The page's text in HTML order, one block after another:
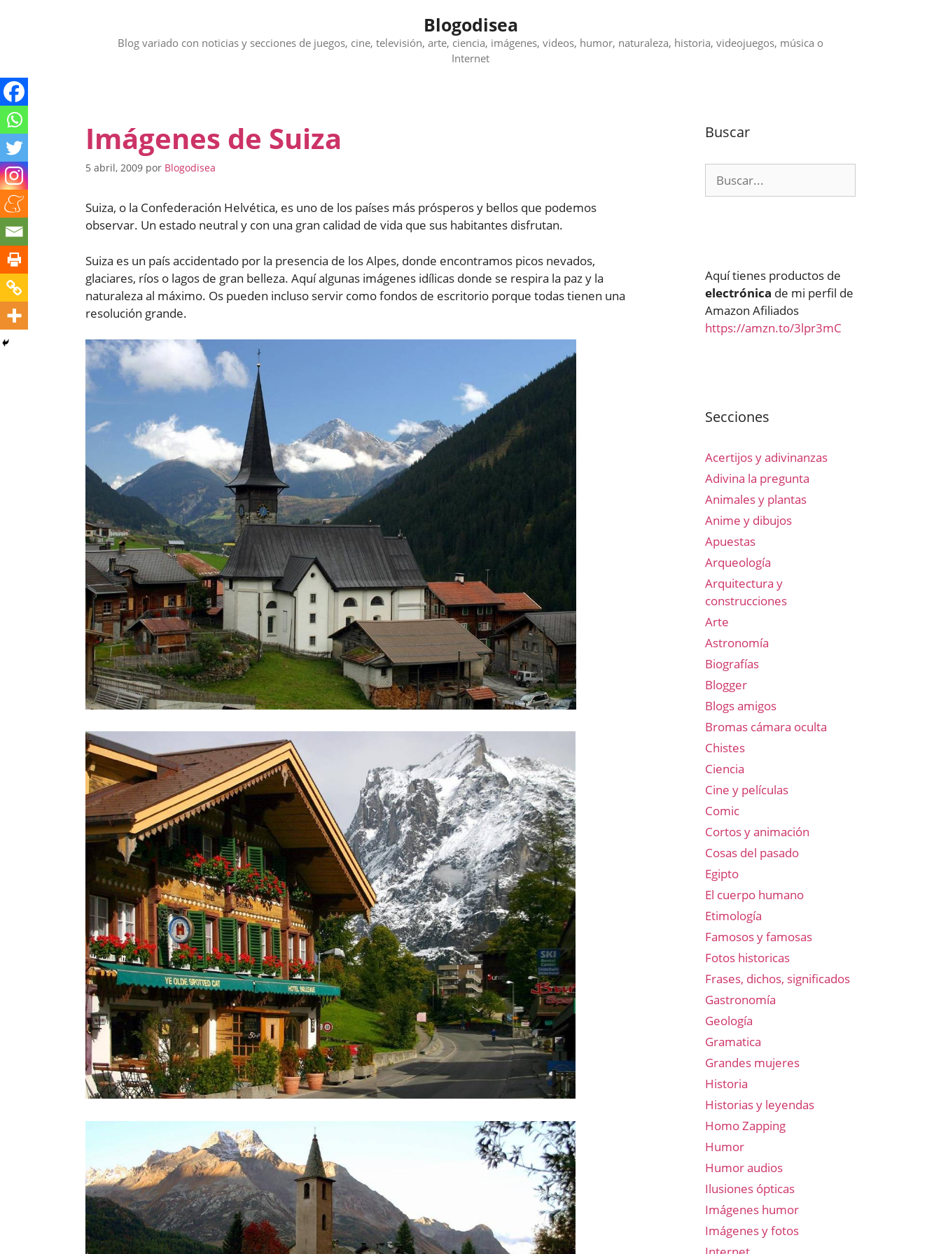
Blogodisea
Blog variado con noticias y secciones de juegos, cine, televisión, arte, ciencia, imágenes, videos, humor, naturaleza, historia, videojuegos, música o
Internet
Imágenes de Suiza
5 abril, 2009 por Blogodisea
Suiza, o la Confederación Helvética, es uno de los países más prósperos y bellos que podemos
observar. Un estado neutral y con una gran calidad de vida que sus habitantes disfrutan.
Suiza es un país accidentado por la presencia de los Alpes, donde encontramos picos nevados,
glaciares, ríos o lagos de gran belleza. Aquí algunas imágenes idílicas donde se respira la paz y la
naturaleza al máximo. Os pueden incluso servir como fondos de escritorio porque todas tienen una
resolución grande.
Buscar
Aquí tienes productos de
electrónica de mi perfil de
Amazon Afiliados
https://amzn.to/3lpr3mC
Secciones
Acertijos y adivinanzas
Adivina la pregunta
Animales y plantas
Anime y dibujos
Apuestas
Arqueología
Arquitectura y
construcciones
Arte
Astronomía
Biografías
Blogger
Blogs amigos
Bromas cámara oculta
Chistes
Ciencia
Cine y películas
Comic
Cortos y animación
Cosas del pasado
Egipto
El cuerpo humano
Etimología
Famosos y famosas
Fotos historicas
Frases, dichos, significados
Gastronomía
Geología
Gramatica
Grandes mujeres
Historia
Historias y leyendas
Homo Zapping
Humor
Humor audios
Ilusiones ópticas
Imágenes humor
Imágenes y fotos